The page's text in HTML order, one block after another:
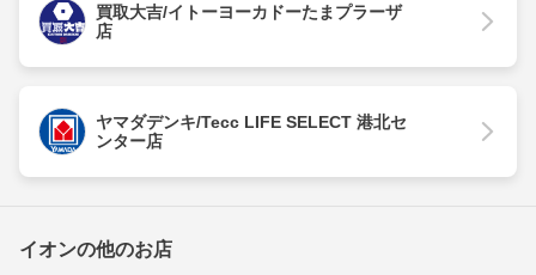
買取大吉/イトーヨーカドーたまプラーザ
店
ヤマダデンキ/Tecc LIFE SELECT 港北セ
ンター店
イオンの他のお店